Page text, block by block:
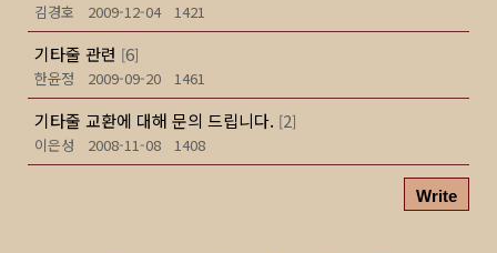
김경호
2009-12-04 1421
기타줄 관련 [6]
한윤정
2009-09-20 1461
기타줄 교환에 대해 문의 드립니다. [2]
이은성
2008-11-08 1408
Write